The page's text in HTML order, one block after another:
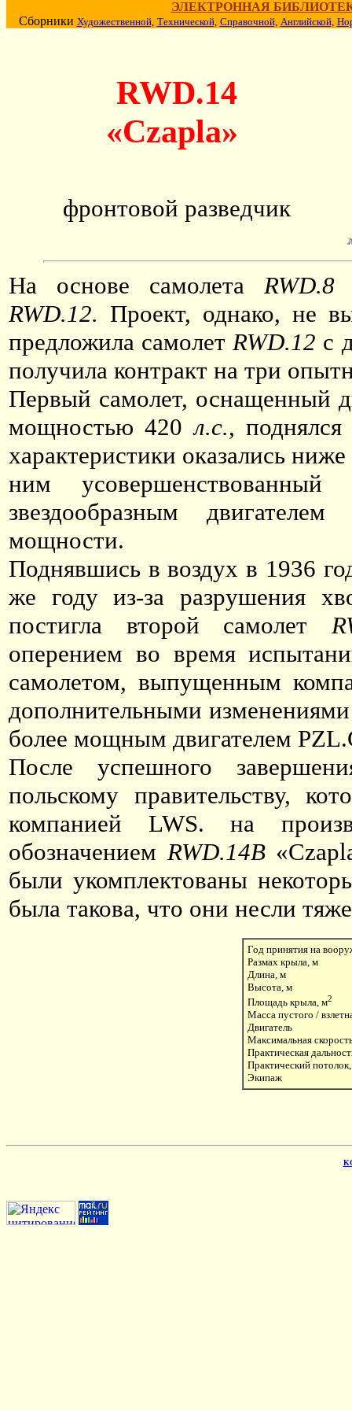
ЭЛЕКТРОННАЯ
Сборники Художественной, Технической, Справочной, Английской,
RWD.14
«Czapla»
фронтовой разведчик
На основе самолетаRWD.8
RWD.12. Проект, однако, не
предложила самолетRWD.12 с
получила контракт на три
Первый самолет, оснащенный
мощностью 420л.с.,
характеристики оказались
ним
звездообразным
мощности.
Поднявшись в воздух в 1936
же году из-за разрушения
постигла второй самолет
оперением во время
самолетом, выпущенным
дополнительными
более мощным двигателем
После успешного
польскому правительству,
компанией LWS. на
обозначением RWD.14В
были укомплектованы
была такова, что они несли
Год принятия на
Размах крыла, м
Длина, м
Высота, м
Площадь крыла, м2
Масса пустого /
Двигатель
Максимальная
Практическая
Практический
Экипаж